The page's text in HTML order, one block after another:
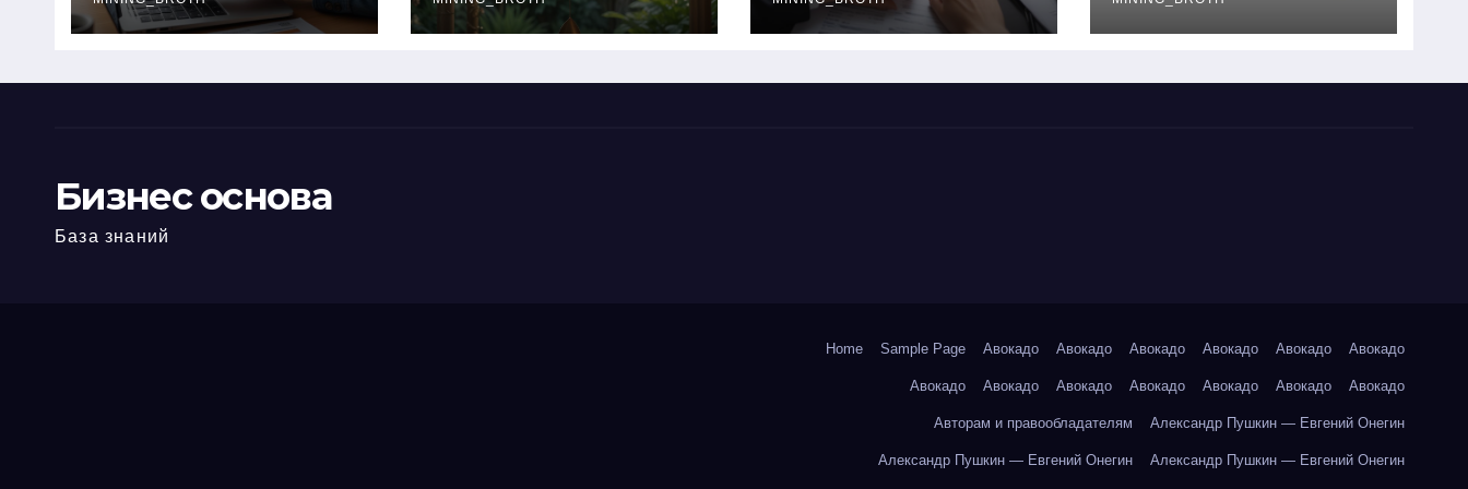
офис: порядок,
требования и
колокольчиков
ставки и
требования к
руководство
Бизнес основа
База знаний
Home Sample Page Авокадо Авокадо Авокадо Авокадо Авокадо Авокадо
Авокадо Авокадо Авокадо Авокадо Авокадо Авокадо Авокадо
Авторам и правообладателям Александр Пушкин — Евгений Онегин
Александр Пушкин — Евгений Онегин Александр Пушкин — Евгений Онегин